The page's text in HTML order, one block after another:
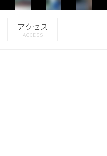
アクセス